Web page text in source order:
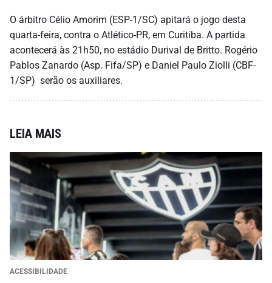
O árbitro Célio Amorim (ESP-1/SC) apitará o jogo desta
quarta-feira, contra o Atlético-PR, em Curitiba. A partida
acontecerá às 21h50, no estádio Durival de Britto. Rogério
Pablos Zanardo (Asp. Fifa/SP) e Daniel Paulo Ziolli (CBF-
1/SP) serão os auxiliares.
LEIA MAIS
ACESSIBILIDADE